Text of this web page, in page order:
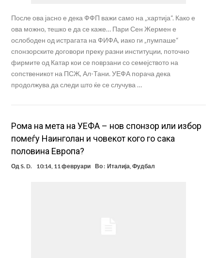
После ова јасно е дека ФФП важи само на „хартија“. Како е
ова можно, тешко е да се каже… Пари Сен Жермен е
ослободен од истрагата на ФИФА, иако ги „пумпаше“
спонзорските договори преку разни институции, поточно
фирмите од Катар кои се поврзани со семејството на
сопственикот на ПСЖ, Ал-Тани. УЕФА порача дека
продолжува да следи што ќе се случува …
Рома на мета на УЕФА – нов спонзор или избор
помеѓу Наинголан и човекот кого го сака
половина Европа?
Од S. D. 10:14, 11 февруари Во : Италија Фудбал